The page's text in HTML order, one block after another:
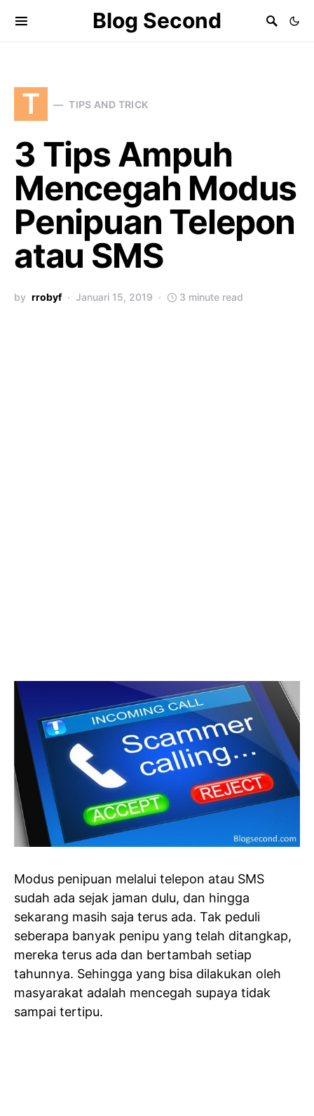
Blog Second
T TIPS AND TRICK
3 Tips Ampuh
Mencegah Modus
Penipuan Telepon
atau SMS
by rrobyf Januari 15, 2019 3 minute read
Modus penipuan melalui telepon atau SMS
sudah ada sejak jaman dulu, dan hingga
sekarang masih saja terus ada. Tak peduli
seberapa banyak penipu yang telah ditangkap,
mereka terus ada dan bertambah setiap
tahunnya. Sehingga yang bisa dilakukan oleh
masyarakat adalah mencegah supaya tidak
sampai tertipu.